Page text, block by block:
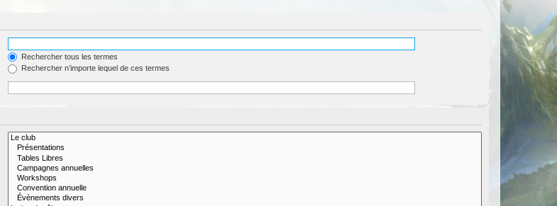
Rechercher tous les termes
Rechercher n’importe lequel de ces termes